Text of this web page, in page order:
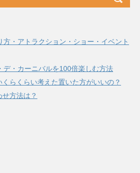
・アトラクション・ショー・イベント
デ・カーニバルを100倍楽しむ方法
らくらい考えた置いた方がいいの？
方法は？